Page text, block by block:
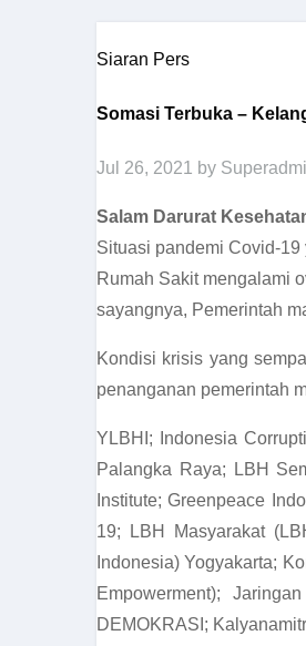
Siaran Pers
Somasi Terbuka –
Jul 26, 2021 by
Salam Darurat
Situasi pandemi Covid-
Rumah Sakit mengalami
sayangnya, Pemerintah
Kondisi krisis yang
penanganan pemerintah
YLBHI; Indonesia
Palangka Raya; LBH
Institute; Greenpeace
19; LBH Masyarakat
Indonesia) Yogyakarta;
Empowerment);
DEMOKRASI;